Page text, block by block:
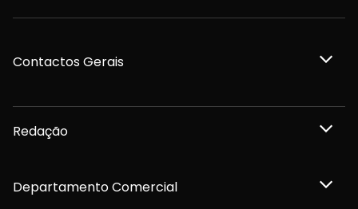
Contactos Gerais
Redação
Departamento Comercial